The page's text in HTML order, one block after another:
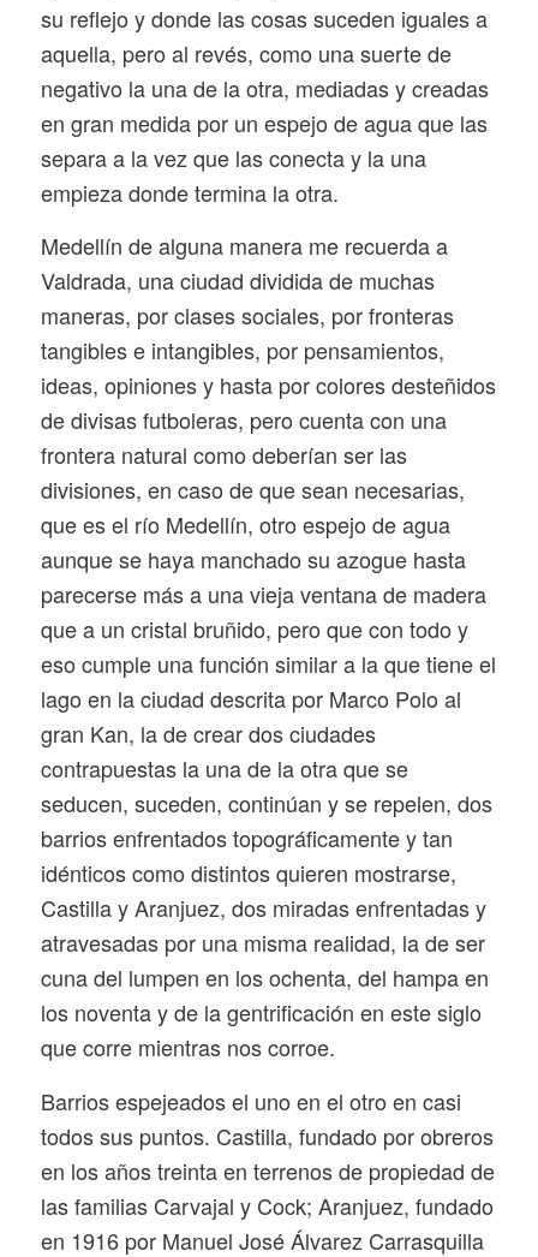
su reflejo y donde las cosas suceden iguales a
aquella, pero al revés, como una suerte de
negativo la una de la otra, mediadas y creadas
en gran medida por un espejo de agua que las
separa a la vez que las conecta y la una
empieza donde termina la otra.
Medellín de alguna manera me recuerda a
Valdrada, una ciudad dividida de muchas
maneras, por clases sociales, por fronteras
tangibles e intangibles, por pensamientos,
ideas, opiniones y hasta por colores desteñidos
de divisas futboleras, pero cuenta con una
frontera natural como deberían ser las
divisiones, en caso de que sean necesarias,
que es el río Medellín, otro espejo de agua
aunque se haya manchado su azogue hasta
parecerse más a una vieja ventana de madera
que a un cristal bruñido, pero que con todo y
eso cumple una función similar a la que tiene el
lago en la ciudad descrita por Marco Polo al
gran Kan, la de crear dos ciudades
contrapuestas la una de la otra que se
seducen, suceden, continúan y se repelen, dos
barrios enfrentados topográficamente y tan
idénticos como distintos quieren mostrarse,
Castilla y Aranjuez, dos miradas enfrentadas y
atravesadas por una misma realidad, la de ser
cuna del lumpen en los ochenta, del hampa en
los noventa y de la gentrificación en este siglo
que corre mientras nos corroe.
Barrios espejeados el uno en el otro en casi
todos sus puntos. Castilla, fundado por obreros
en los años treinta en terrenos de propiedad de
las familias Carvajal y Cock; Aranjuez, fundado
en 1916 por Manuel José Álvarez Carrasquilla